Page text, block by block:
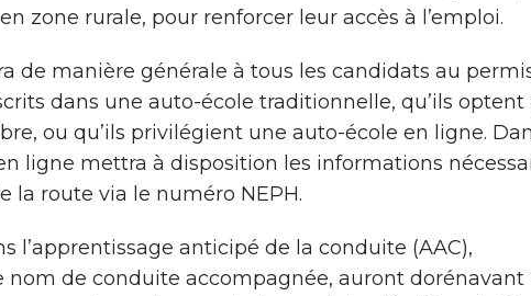
zone rurale, pour renforcer leur accès à l’emploi.
de manière générale à tous les candidats au
dans une auto-école traditionnelle, qu’ils optent
ou qu’ils privilégient une auto-école en ligne.
ligne mettra à disposition les informations
la route via le numéro NEPH.
l’apprentissage anticipé de la conduite (AAC),
nom de conduite accompagnée, auront dorénavant